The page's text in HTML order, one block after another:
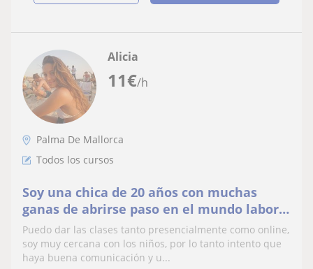
11€/h
Alicia
Palma De Mallorca
Todos los cursos
Soy una chica de 20 años con muchas
ganas de abrirse paso en el mundo laboral
y de adquirir distintos conocimientos. Soy
muy amable y empática con la gente,
además de educada y sociable
Puedo dar las clases tanto presencialmente como online,
soy muy cercana con los niños, por lo tanto intento que
haya buena comunicación y u...